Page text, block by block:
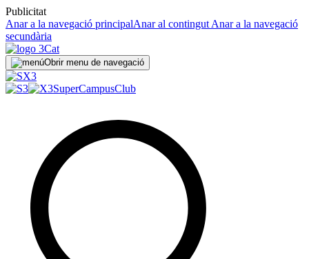
Publicitat
Anar a la navegació principalAnar al contingut Anar a la navegació
secundària
Obrir menu de navegació
SuperCampusClub